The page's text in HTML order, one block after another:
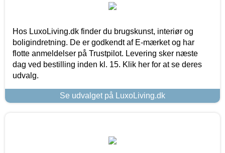
Hos LuxoLiving.dk finder du brugskunst, interiør og
boligindretning. De er godkendt af E-mærket og har
flotte anmeldelser på Trustpilot. Levering sker næste
dag ved bestilling inden kl. 15. Klik her for at se deres
udvalg.
Se udvalget på LuxoLiving.dk